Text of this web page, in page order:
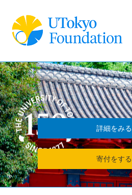
詳細をみる
寄付をする